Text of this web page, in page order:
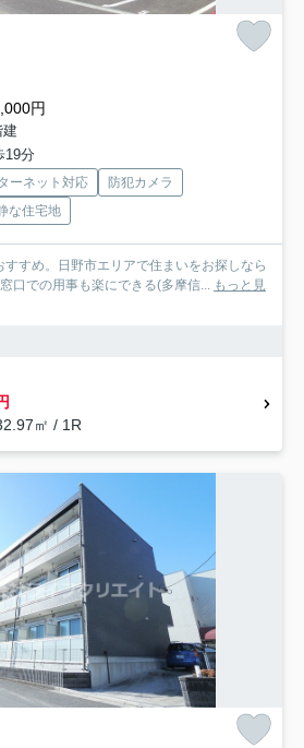
円
19分
ーネット対応
防犯カメラ
な住宅地
すめ。日野市エリアで住まいをお探しなら
口での用事も楽にできる(多摩信... もっと見
㎡ / 1R